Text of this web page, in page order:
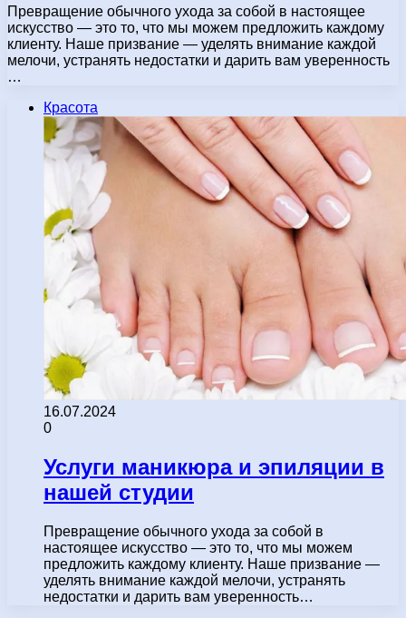
Превращение обычного ухода за собой в настоящее
искусство — это то, что мы можем предложить каждому
клиенту. Наше призвание — уделять внимание каждой
мелочи, устранять недостатки и дарить вам уверенность
…
Красота
16.07.2024
0
Услуги маникюра и эпиляции в
нашей студии
Превращение обычного ухода за собой в
настоящее искусство — это то, что мы можем
предложить каждому клиенту. Наше призвание —
уделять внимание каждой мелочи, устранять
недостатки и дарить вам уверенность…